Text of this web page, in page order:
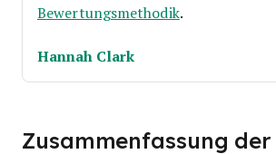
Bewertungsmethodik.
Hannah Clark
Zusammenfassung der